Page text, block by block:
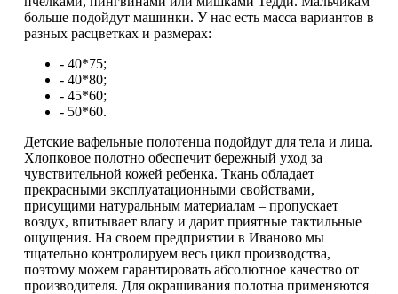
больше подойдут машинки. У нас есть масса вариантов в
разных расцветках и размерах:
- 40*75;
- 40*80;
- 45*60;
- 50*60.
Детские вафельные полотенца подойдут для тела и лица.
Хлопковое полотно обеспечит бережный уход за
чувствительной кожей ребенка. Ткань обладает
прекрасными эксплуатационными свойствами,
присущими натуральным материалам – пропускает
воздух, впитывает влагу и дарит приятные тактильные
ощущения. На своем предприятии в Иваново мы
тщательно контролируем весь цикл производства,
поэтому можем гарантировать абсолютное качество от
производителя. Для окрашивания полотна применяются